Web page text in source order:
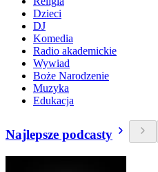
Dzieci
DJ
Komedia
Radio akademickie
Wywiad
Boże Narodzenie
Muzyka
Edukacja
Najlepsze podcasty